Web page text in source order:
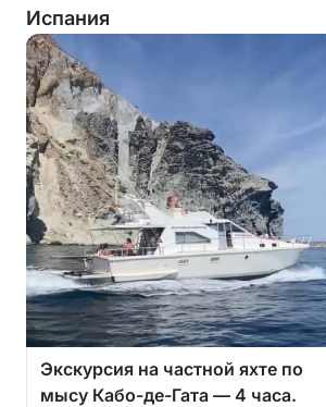
Испания
Экскурсия на частной яхте по
мысу Кабо-де-Гата — 4 часа.